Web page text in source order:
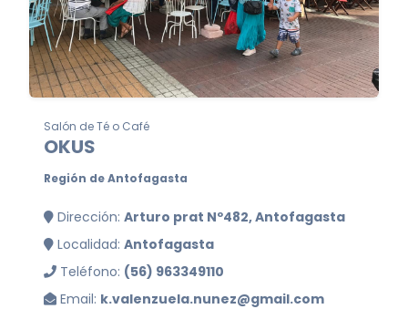
Salón de Té o Café
OKUS
Región de Antofagasta
Dirección: Arturo prat Nº482, Antofagasta
Localidad: Antofagasta
Teléfono: (56) 963349110
Email: k.valenzuela.nunez@gmail.com